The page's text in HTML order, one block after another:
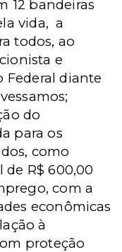
12 bandeiras
vida, a
todos, ao
e
Federal diante
do
para os
como
R$ 600,00
com a
econômicas
à
proteção